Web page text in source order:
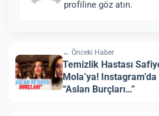
profiline göz atın.
← Önceki Haber
Temizlik Hastası
Mola’ya!
“Aslan Burçları…”